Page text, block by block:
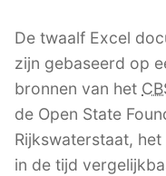
De twaalf Excel
zijn gebaseerd op
bronnen van het
de Open State
Rijkswaterstaat, het
in de tijd